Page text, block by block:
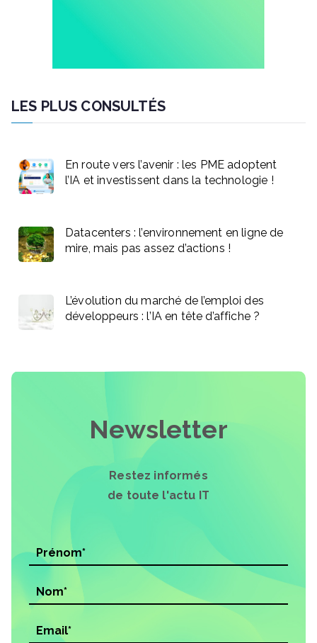
LES PLUS CONSULTÉS
En route vers l’avenir : les PME adoptent
l’IA et investissent dans la technologie !
Datacenters : l’environnement en ligne de
mire, mais pas assez d’actions !
L’évolution du marché de l’emploi des
développeurs : l’IA en tête d’affiche ?
Newsletter
Restez informés
de toute l'actu IT